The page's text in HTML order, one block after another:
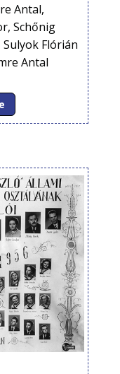
Antal,
Schőnig
Flórián
Antal